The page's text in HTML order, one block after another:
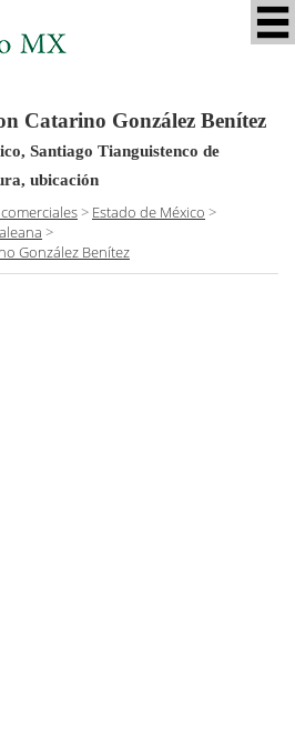
Catarino González Benítez
Santiago Tianguistenco de
ubicación
> Estado de México >
>
González Benítez